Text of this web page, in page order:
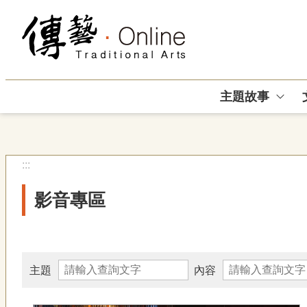
跳到主要內容區塊
主題故事
:::
影音專區
主題 內容